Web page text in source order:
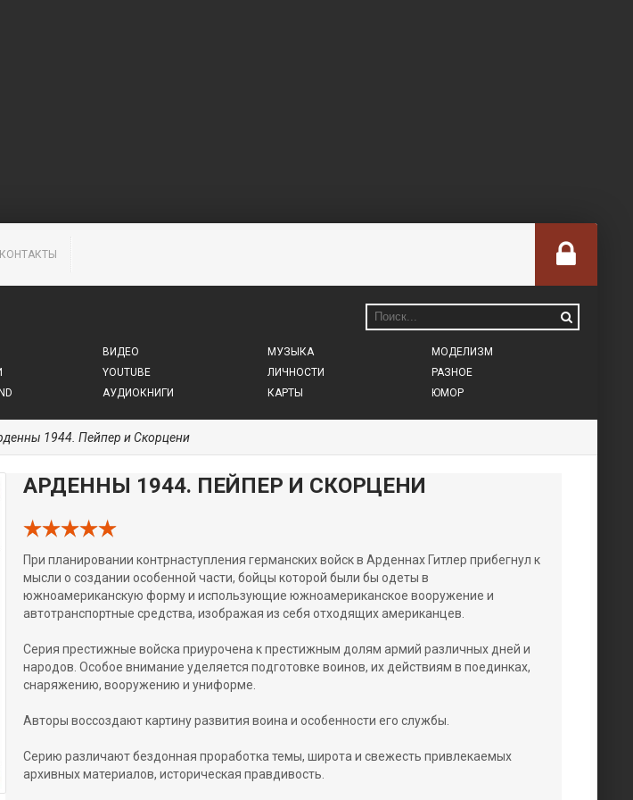
КОНТАКТЫ
ВИДЕО
YOUTUBE
АУДИОКНИГИ
МУЗЫКА
ЛИЧНОСТИ
КАРТЫ
МОДЕЛИЗМ
РАЗНОЕ
ЮМОР
1944. Пейпер и Скорцени
АРДЕННЫ 1944. ПЕЙПЕР И СКОРЦЕНИ
При планировании контрнаступления германских войск в Арденнах Гитлер прибегнул к
мысли о создании особенной части, бойцы которой были бы одеты в
южноамериканскую форму и использующие южноамериканское вооружение и
автотранспортные средства, изображая из себя отходящих американцев.
Серия престижные войска приурочена к престижным долям армий различных дней и
народов. Особое внимание уделяется подготовке воинов, их действиям в поединках,
снаряжению, вооружению и униформе.
Авторы воссоздают картину развития воина и особенности его службы.
Серию различают бездонная проработка темы, широта и свежесть привлекаемых
архивных материалов, историческая правдивость.